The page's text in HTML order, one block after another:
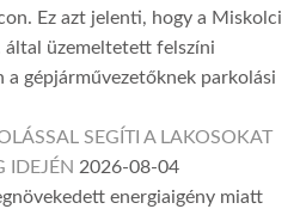
Ez azt jelenti, hogy a Miskolci
üzemeltetett felszíni
gépjárművezetőknek parkolási
SEGÍTI A LAKOSOKAT
IDEJÉN 2026-08-04
energiaigény miatt